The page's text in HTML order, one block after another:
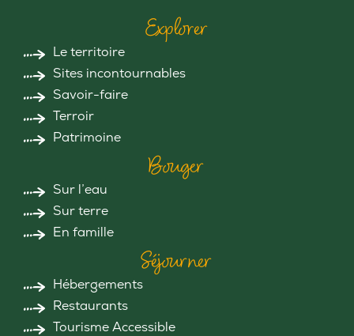
Explorer
Le territoire
Sites incontournables
Savoir-faire
Terroir
Patrimoine
Bouger
Sur l’eau
Sur terre
En famille
Séjourner
Hébergements
Restaurants
Tourisme Accessible